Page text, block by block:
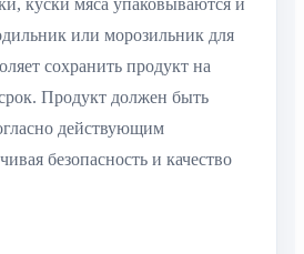
или морозильник для
сохранить продукт на
Продукт должен быть
действующим
безопасность и качество